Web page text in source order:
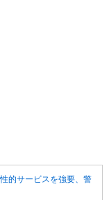
的サービスを強要、警